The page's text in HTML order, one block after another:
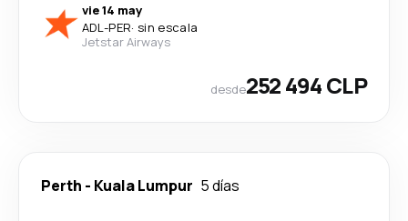
vie 14 may
ADL-PER· sin escala
Jetstar Airways
desde252 494 CLP
Perth - Kuala Lumpur 5 días